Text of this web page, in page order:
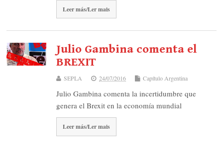
Leer más/Ler mais
Julio Gambina comenta el
BREXIT
SEPLA 24/07/2016 Capítulo Argentina
Julio Gambina comenta la incertidumbre que
genera el Brexit en la economía mundial
Leer más/Ler mais